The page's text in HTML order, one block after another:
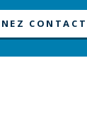
CONTACT